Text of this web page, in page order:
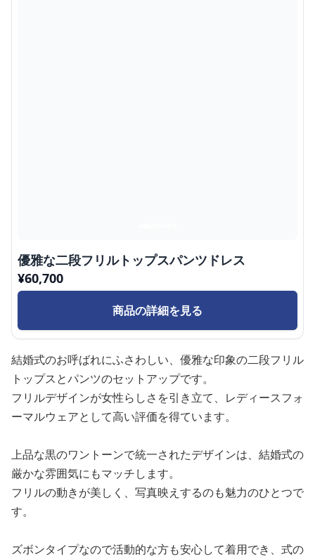
優雅な二段フリルトップスパンツドレス
¥60,700
商品の詳細を見る
結婚式のお呼ばれにふさわしい、優雅な印象の二段フリル
トップスとパンツのセットアップです。
フリルデザインが女性らしさを引き立て、レディースフォ
ーマルウェアとして高い評価を得ています。
上品な黒のワントーンで統一されたデザインは、結婚式の
厳かな雰囲気にもマッチします。
フリルの動きが美しく、写真映えするのも魅力のひとつで
す。
ズボンタイプなので活動的な方も安心して着用でき、式の